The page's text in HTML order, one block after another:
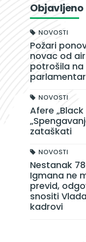
Objavljeno
NOVOSTI
Požari
novac od
potrošila na
NOVOSTI
Afere „Black
zataškati
NOVOSTI
Nestanak
Igmana ne
previd,
snositi
kadrovi